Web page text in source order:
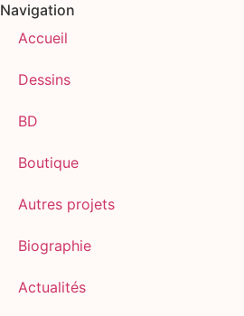
Navigation
Accueil
Dessins
BD
Boutique
Autres projets
Biographie
Actualités